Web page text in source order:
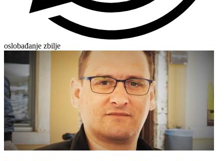
oslobađanje zbilje